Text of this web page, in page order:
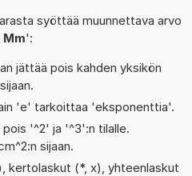
syöttää muunnettava arvo
Mm':
jättää pois kahden yksikön
'e' tarkoittaa 'eksponenttia'.
'^2' ja '^3':n tilalle.
sijaan.
kertolaskut (*, x), yhteenlaskut